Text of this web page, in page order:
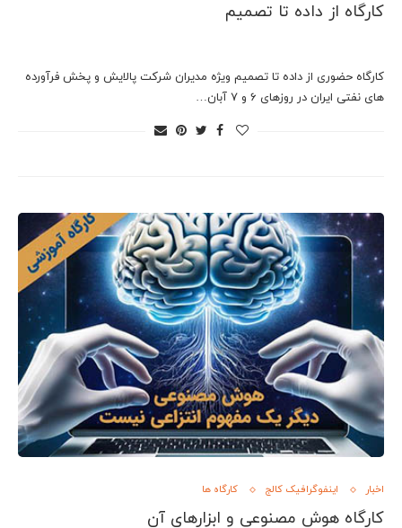
کارگاه از داده تا تصمیم
کارگاه حضوری از داده تا تصمیم ویژه مدیران شرکت پالایش و پخش فرآورده
های نفتی ایران در روزهای 6 و 7 آبان…
اخبار اینفوگرافیک کالج کارگاه ها
کارگاه هوش مصنوعی و ابزارهای آن